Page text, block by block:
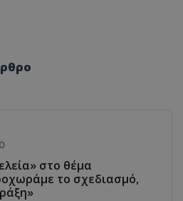
στο θέμα
το σχεδιασμό,